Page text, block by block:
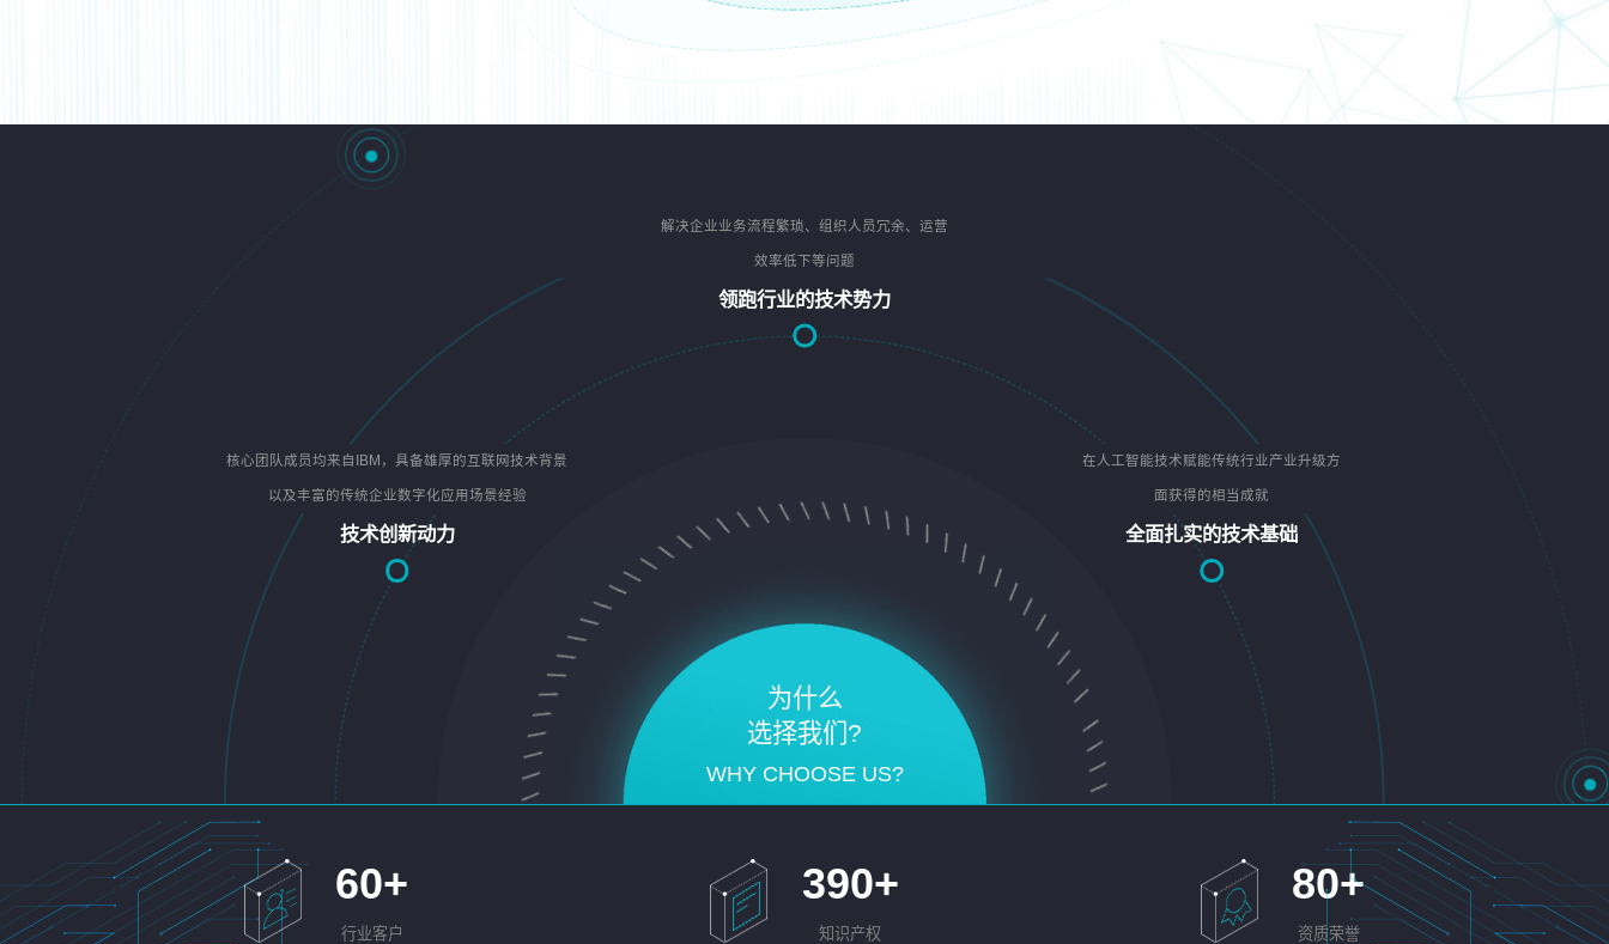
为什么
选择我们?
WHY CHOOSE US?
核心团队成员均来自IBM，具备雄厚的互联网技术背景
以及丰富的传统企业数字化应用场景经验
技术创新动力
解决企业业务流程繁琐、组织人员冗余、运营
效率低下等问题
领跑行业的技术势力
在人工智能技术赋能传统行业产业升级方
面获得的相当成就
全面扎实的技术基础
60+
行业客户
390+
知识产权
80+
资质荣誉